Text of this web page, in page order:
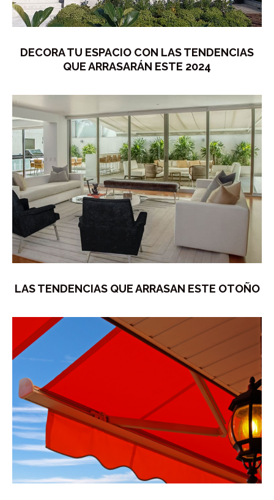
DECORA TU ESPACIO CON LAS TENDENCIAS
QUE ARRASARÁN ESTE 2024
LAS TENDENCIAS QUE ARRASAN ESTE OTOÑO